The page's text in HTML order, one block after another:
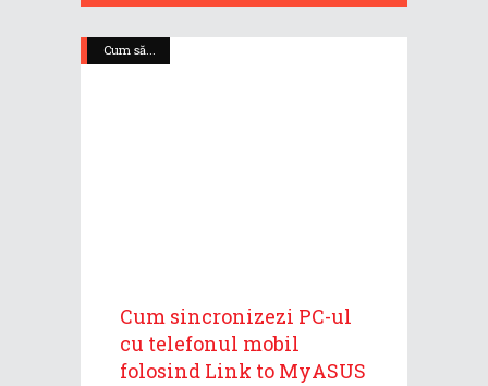
Cum să...
Cum sincronizezi PC-ul
cu telefonul mobil
folosind Link to MyASUS